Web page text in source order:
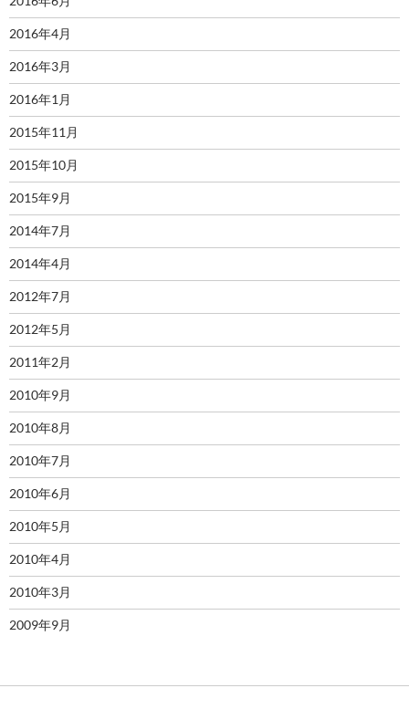
2016年4月
2016年3月
2016年1月
2015年11月
2015年10月
2015年9月
2014年7月
2014年4月
2012年7月
2012年5月
2011年2月
2010年9月
2010年8月
2010年7月
2010年6月
2010年5月
2010年4月
2010年3月
2009年9月